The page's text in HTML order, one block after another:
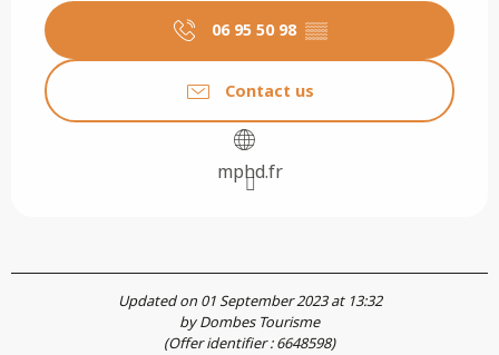
06 95 50 98 ▒▒
Contact us
mphd.fr
Updated on 01 September 2023 at 13:32
by Dombes Tourisme
(Offer identifier :6648598)